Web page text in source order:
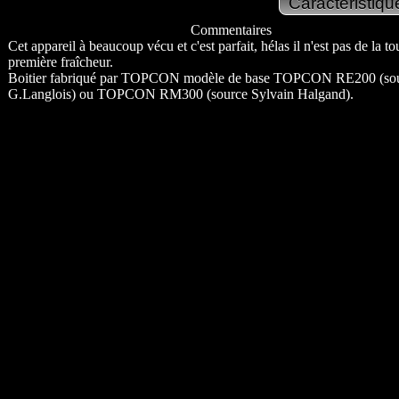
Commentaires
Cet appareil à beaucoup vécu et c'est parfait, hélas il n'est pas de la
première fraîcheur.
Boitier fabriqué par TOPCON modèle de base TOPCON RE200
G.Langlois) ou TOPCON RM300 (source Sylvain Halgand).